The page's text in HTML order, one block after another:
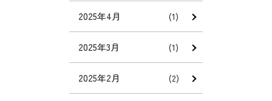
2025年4月 (1)
2025年3月 (1)
2025年2月 (2)